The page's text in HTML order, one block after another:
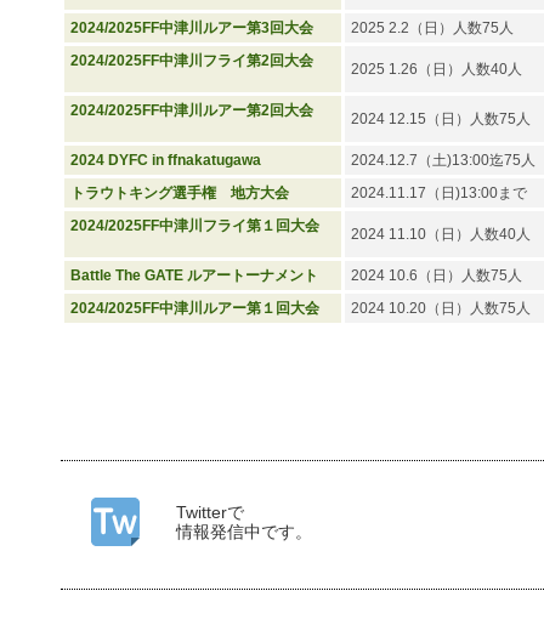
2024/2025FF中津川ルアー第3回大会
2025 2.2（日）人数75人
2024/2025FF中津川フライ第2回大会
2025 1.26（日）人数40人
2024/2025FF中津川ルアー第2回大会 2024 12.15（日）人数75人
2024 DYFC in ffnakatugawa
2024.12.7（土)13:00迄75人
トラウトキング選手権 地方大会
2024.11.17（日)13:00まで
2024/2025FF中津川フライ第１回大会
2024 11.10（日）人数40人
Battle The GATE ルアートーナメント
2024 10.6（日）人数75人
2024/2025FF中津川ルアー第１回大会
2024 10.20（日）人数75人
Twitterで
情報発信中です。